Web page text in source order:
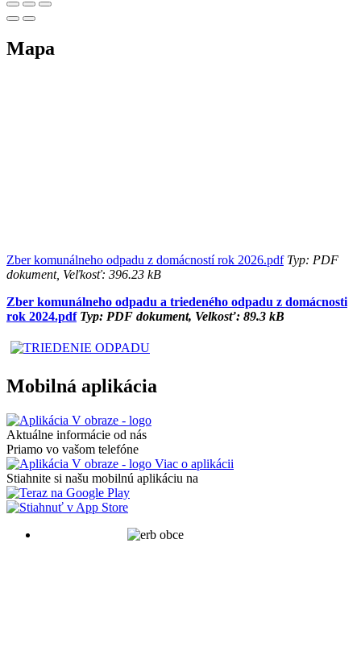
Mapa
Zber komunálneho odpadu z domácností rok 2026.pdfTyp: PDF
dokument, Veľkosť: 396.23 kB
Zber komunálneho odpadu a triedeného odpadu z domácnosti
rok 2024.pdfTyp: PDF dokument, Velkosť: 89.3 kB
Mobilná aplikácia
Aktuálne informácie od nás
Priamo vo vašom telefóne
Viac o aplikácii
Stiahnite si našu mobilnú aplikáciu na